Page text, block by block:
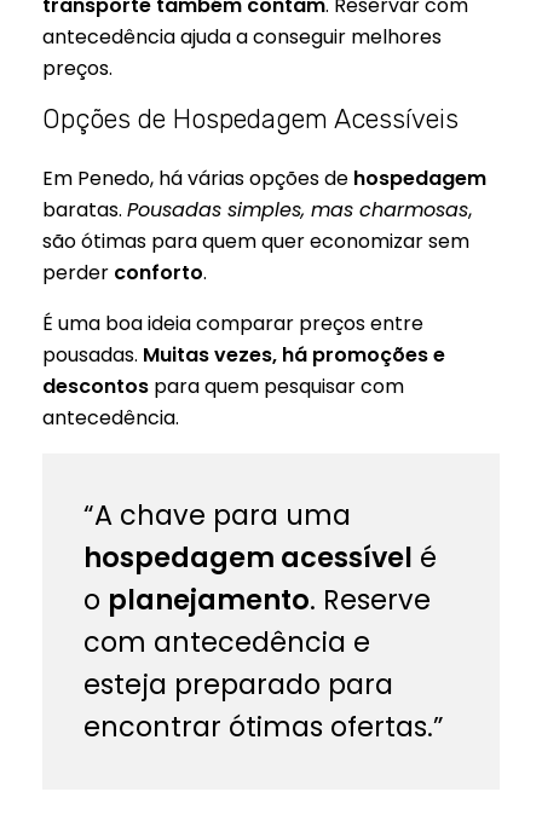
transporte também contam. Reservar com
antecedência ajuda a conseguir melhores
preços.
Opções de Hospedagem Acessíveis
Em Penedo, há várias opções de hospedagem
baratas. Pousadas simples, mas charmosas,
são ótimas para quem quer economizar sem
perder conforto.
É uma boa ideia comparar preços entre
pousadas. Muitas vezes, há promoções e
descontos para quem pesquisar com
antecedência.
“A chave para uma
hospedagem acessível é
o planejamento. Reserve
com antecedência e
esteja preparado para
encontrar ótimas ofertas.”